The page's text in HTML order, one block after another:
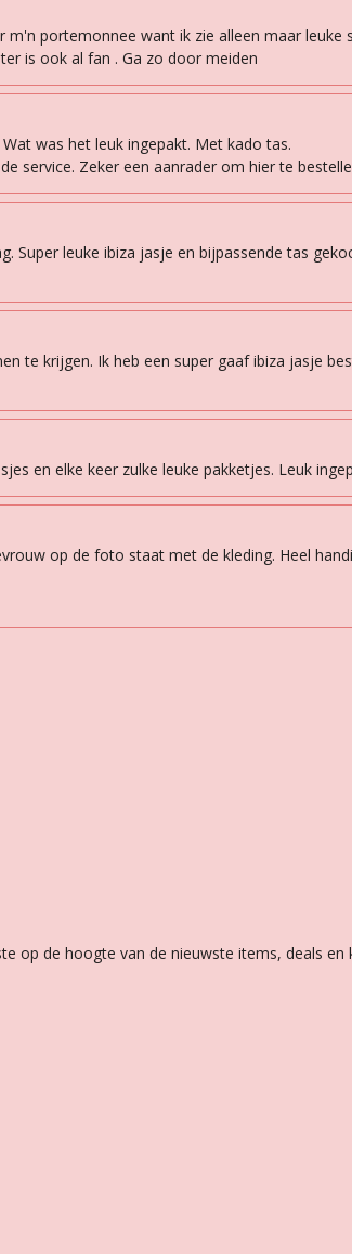
portemonnee want ik zie alleen maar
is ook al fan . Ga zo door meiden
was het leuk ingepakt. Met kado tas.
service. Zeker een aanrader om hier te
Super leuke ibiza jasje en bijpassende tas
te krijgen. Ik heb een super gaaf ibiza jasje
en elke keer zulke leuke pakketjes. Leuk
op de foto staat met de kleding. Heel
op de hoogte van de nieuwste items, deals en